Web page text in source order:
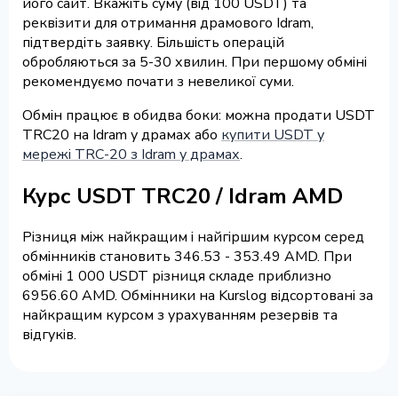
реквізити для отримання драмового Idram,
підтвердіть заявку. Більшість операцій
обробляються за 5-30 хвилин. При першому обміні
рекомендуємо почати з невеликої суми.
Обмін працює в обидва боки: можна продати USDT
TRC20 на Idram у драмах або купити USDT у
мережі TRC-20 з Idram у драмах.
Курс USDT TRC20 / Idram AMD
Різниця між найкращим і найгіршим курсом серед
обмінників становить 346.53 - 353.49 AMD. При
обміні 1 000 USDT різниця складе приблизно
6956.60 AMD. Обмінники на Kurslog відсортовані за
найкращим курсом з урахуванням резервів та
відгуків.